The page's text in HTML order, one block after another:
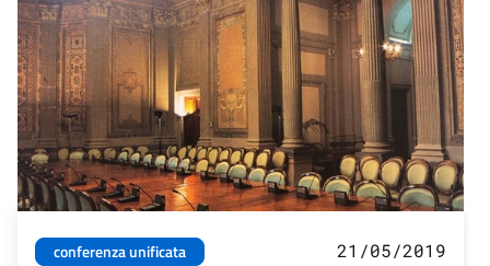
conferenza unificata
21/05/2019